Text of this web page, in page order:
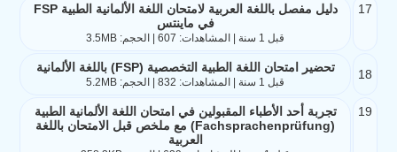
17
دليل مفصل باللغة العربية لامتحان اللغة الألمانية الطبية FSP
في ماينتس
قبل 1 سنة | المشاهدات: 607 | الحجم: 3.5MB
18 تحضير امتحان اللغة الطبية التخصصية (FSP) باللغة الألمانية
قبل 1 سنة | المشاهدات: 832 | الحجم: 5.2MB
19
تجربة أحد الأطباء المقبولين في امتحان اللغة الألمانية الطبية
(Fachsprachenprüfung) مع ملخص قبل الامتحان باللغة
العربية